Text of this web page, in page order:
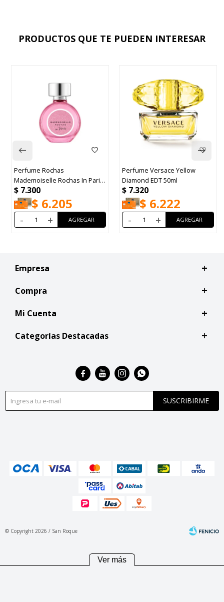
PRODUCTOS QUE TE PUEDEN INTERESAR
Perfume Rochas
Mademoiselle Rochas In Paris
EDP 90ml
$ 7.300
$ 6.205
- +
Perfume Versace Yellow
Diamond EDT 50ml
$ 7.320
$ 6.222
- +
Empresa
Compra
Mi Cuenta
Categorías Destacadas
SUSCRIBIRME
   
© Copyright 2026 / San Roque
Ver más